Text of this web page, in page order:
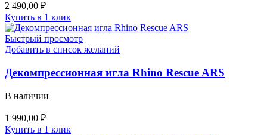
2 490,00 ₽
Купить в 1 клик
Быстрый просмотр
Добавить в список желаний
Декомпрессионная игла Rhino Rescue ARS
В наличии
1 990,00 ₽
Купить в 1 клик